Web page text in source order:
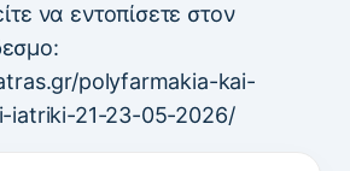
να εντοπίσετε στον
polyfarmakia-kai-
iatriki-21-23-05-2026/